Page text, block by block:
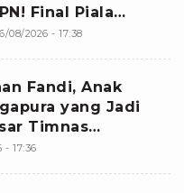
Final Piala
Persib vs
6/08/2026 - 17:38
Fandi, Anak
yang Jadi
Timnas
AFF 2026
- 17:36